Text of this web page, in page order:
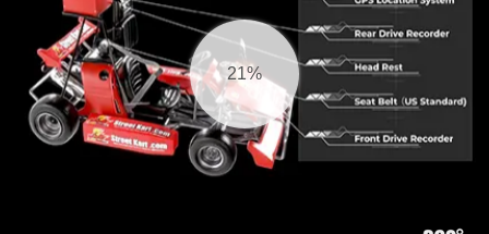
22%